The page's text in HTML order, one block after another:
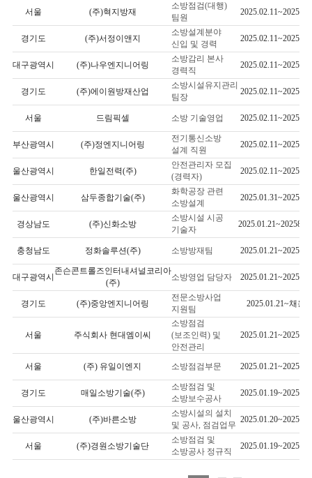
서울 (주)혁지방재
소방점검(대행)
팀원
경기도 (주)서정이앤지
소방설계분야
신입 및 경력
대구광역시 (주)나우엔지니어링
소방감리 본사
경력직
경기도 (주)에이원방재산업
소방시설유지관리
팀장
서울 드림픽셀 소방 기술영업
부산광역시 (주)정엔지니어링
전기통신소방
설계 직원
울산광역시 한일전력(주)
안전관리자 모집
(경력자)
울산광역시 삼두종합기술(주)
화학공장 관련
소방설계
경상남도 (주)신화소방
소방시설 시공
기술자
충청남도 정화솔루션(주) 소방방재팀
대구광역시
존슨콘트롤즈인터내셔널코리아
(주)
소방영업 담당자
경기도 (주)중앙엔지니어링
전문소방사업
지원팀
2025.01.21~채용
서울 주식회사 현대엠이씨
소방점검
(보조인력) 및
안전관리
서울 (주) 유일이엔지 소방점검부문
경기도 매일소방기술(주)
소방점검 및
소방보수공사
울산광역시 (주)바른소방
소방시설의 설치
및 공사, 점검업무
서울 (주)경원소방기술단
소방점검 및
소방공사 정규직